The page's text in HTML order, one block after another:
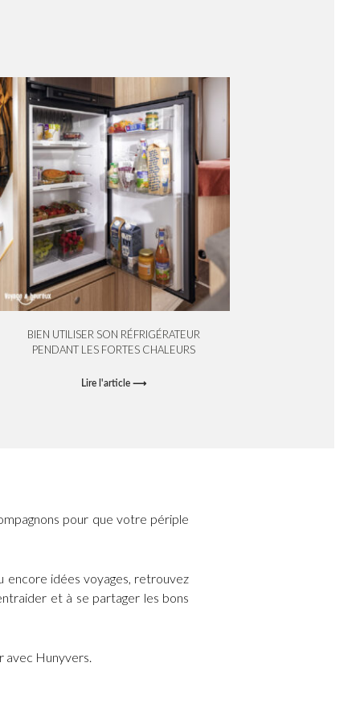
BIEN UTILISER SON RÉFRIGÉRATEUR
PENDANT LES FORTES CHALEURS
Lire l'article ⟶
pour que votre périple
encore idées voyages, retrouvez
et à se partager les bons
avec Hunyvers.